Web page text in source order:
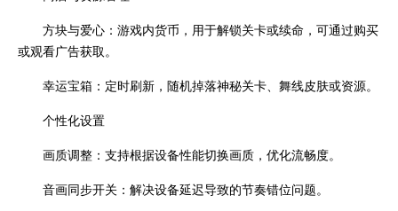
方块与爱心：游戏内货币，用于解锁关卡或续命，可通过购买
或观看广告获取。
幸运宝箱：定时刷新，随机掉落神秘关卡、舞线皮肤或资源。
个性化设置
画质调整：支持根据设备性能切换画质，优化流畅度。
音画同步开关：解决设备延迟导致的节奏错位问题。